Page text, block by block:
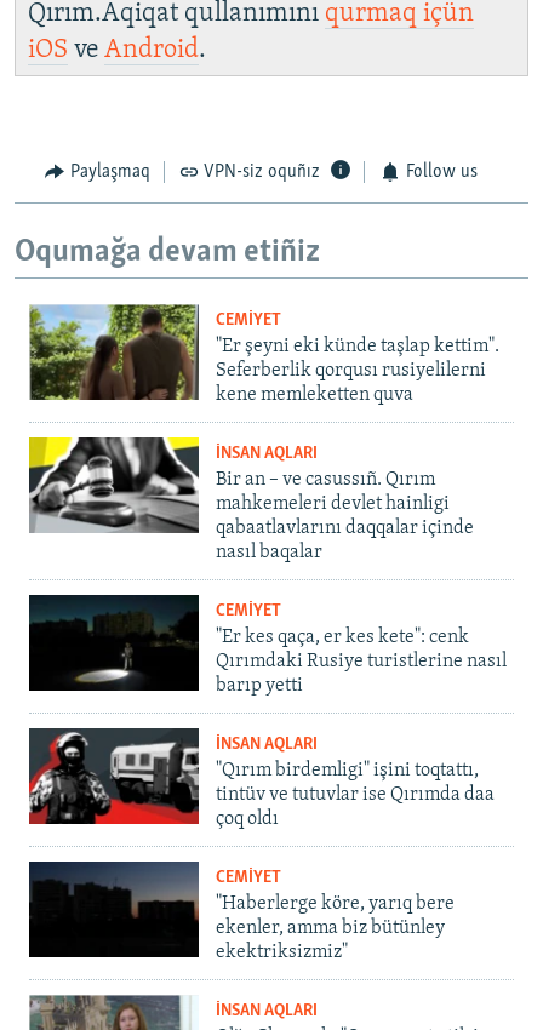
Qırım.Aqiqat qullanımını qurmaq içün
iOS ve Android.
Paylaşmaq VPN-siz oquñız Follow us
Oqumağa devam etiñiz
CEMİYET
"Er şeyni eki künde taşlap kettim".
Seferberlik qorqusı rusiyelilerni
kene memleketten quva
İNSAN AQLARI
Bir an – ve casussıñ. Qırım
mahkemeleri devlet hainligi
qabaatlavlarını daqqalar içinde
nasıl baqalar
CEMİYET
"Er kes qaça, er kes kete": cenk
Qırımdaki Rusiye turistlerine nasıl
barıp yetti
İNSAN AQLARI
"Qırım birdemligi" işini toqtattı,
tintüv ve tutuvlar ise Qırımda daa
çoq oldı
CEMİYET
"Haberlerge köre, yarıq bere
ekenler, amma biz bütünley
ekektriksizmiz"
İNSAN AQLARI